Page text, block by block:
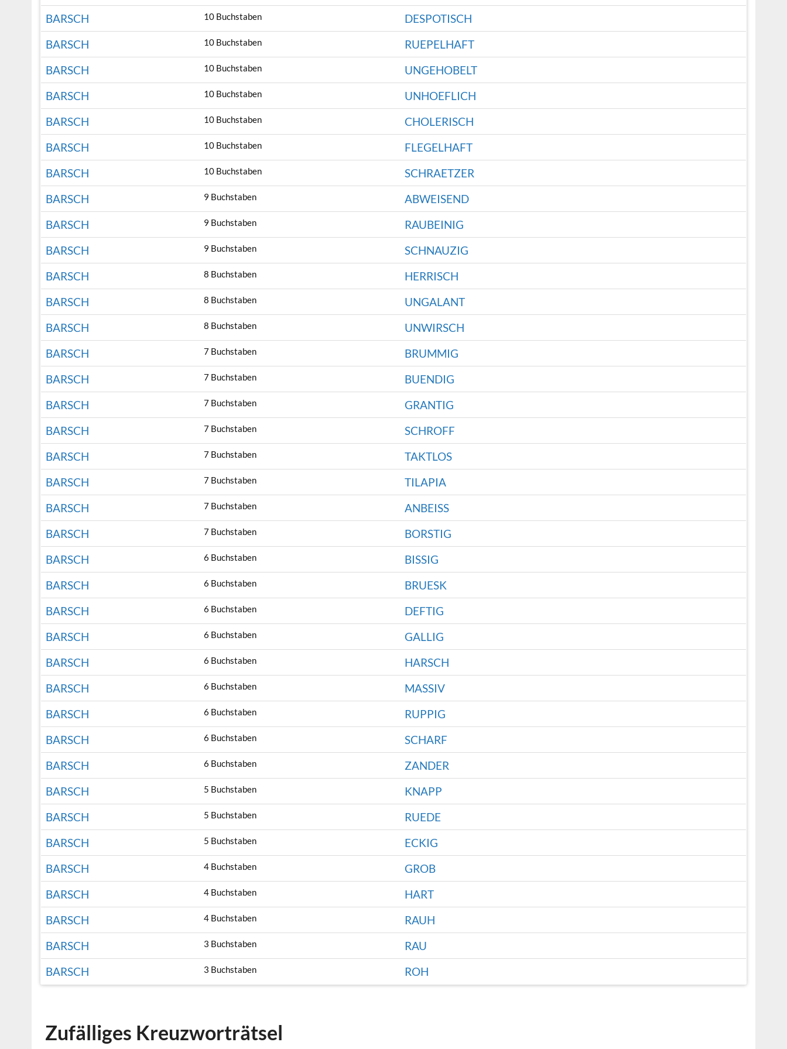
BARSCH
10 Buchstaben
DESPOTISCH
BARSCH
10 Buchstaben
RUEPELHAFT
BARSCH
10 Buchstaben
UNGEHOBELT
BARSCH
10 Buchstaben
UNHOEFLICH
BARSCH
10 Buchstaben
CHOLERISCH
BARSCH
10 Buchstaben
FLEGELHAFT
BARSCH
10 Buchstaben
SCHRAETZER
BARSCH
9 Buchstaben
ABWEISEND
BARSCH
9 Buchstaben
RAUBEINIG
BARSCH
9 Buchstaben
SCHNAUZIG
BARSCH
8 Buchstaben
HERRISCH
BARSCH
8 Buchstaben
UNGALANT
BARSCH
8 Buchstaben
UNWIRSCH
BARSCH
7 Buchstaben
BRUMMIG
BARSCH
7 Buchstaben
BUENDIG
BARSCH
7 Buchstaben
GRANTIG
BARSCH
7 Buchstaben
SCHROFF
BARSCH
7 Buchstaben
TAKTLOS
BARSCH
7 Buchstaben
TILAPIA
BARSCH
7 Buchstaben
ANBEISS
BARSCH
7 Buchstaben
BORSTIG
BARSCH
6 Buchstaben
BISSIG
BARSCH
6 Buchstaben
BRUESK
BARSCH
6 Buchstaben
DEFTIG
BARSCH
6 Buchstaben
GALLIG
BARSCH
6 Buchstaben
HARSCH
BARSCH
6 Buchstaben
MASSIV
BARSCH
6 Buchstaben
RUPPIG
BARSCH
6 Buchstaben
SCHARF
BARSCH
6 Buchstaben
ZANDER
BARSCH
5 Buchstaben
KNAPP
BARSCH
5 Buchstaben
RUEDE
BARSCH
5 Buchstaben
ECKIG
BARSCH
4 Buchstaben
GROB
BARSCH
4 Buchstaben
HART
BARSCH
4 Buchstaben
RAUH
BARSCH
3 Buchstaben
RAU
BARSCH
3 Buchstaben ROH
Zufälliges Kreuzworträtsel